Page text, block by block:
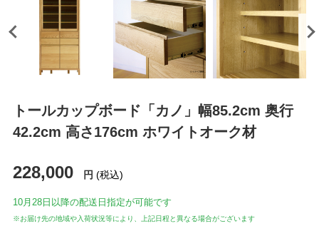
トールカップボード「カノ」幅85.2cm 奥行
42.2cm 高さ176cm ホワイトオーク材
228,000 円 (税込)
10月28日 以降の配送日指定が可能です
※お届け先の地域や入荷状況等により、上記日程と異なる場合がございます